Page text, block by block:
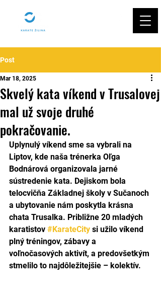
Post
Skvelý kata víkend v Trusalovej
mal už svoje druhé
pokračovanie.
Mar 18, 2025
Uplynulý víkend sme sa vybrali na
Liptov, kde naša trénerka Oľga
Bodnárová organizovala jarné
sústredenie kata. Dejiskom bola
telocvičňa Základnej školy v Sučanoch
a ubytovanie nám poskytla krásna
chata Trusalka. Približne 20 mladých
karatistov #KarateCity si užilo víkend
plný tréningov, zábavy a
voľnočasových aktivít, a predovšetkým
stmelilo to najdôležitejšie – kolektív.